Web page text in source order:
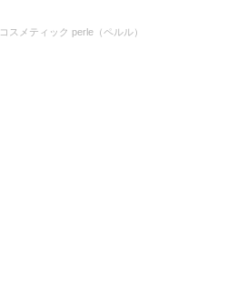
コスメティック perle（ペルル）